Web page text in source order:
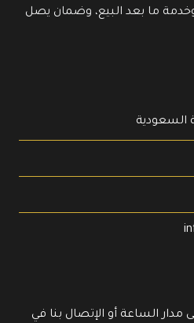
وخدمة ما بعد البيع، وضمان يصل
السعودية
مدار الساعة أو الإتصال بنا في